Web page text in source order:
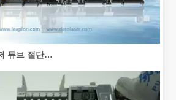
튜브 절단 혁신: 레이저 튜브 절단기가 제조를 혁신하는 방법